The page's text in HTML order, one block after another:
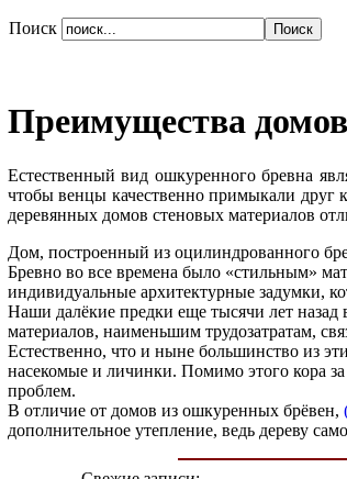
Поиск
Преимущества
Естественный вид ошкуренного бревна
чтобы венцы качественно примыкали друг
деревянных домов стеновых материалов
Дом, построенный из оцилиндрованного
Бревно во все времена было «стильным»
индивидуальные архитектурные задумки,
Наши далёкие предки еще тысячи лет
материалов, наименьшим трудозатратам,
Естественно, что и ныне большинство из
насекомые и личинки. Помимо этого кора
проблем.
В отличие от домов из ошкуренных брёвен,
дополнительное утепление, ведь дереву